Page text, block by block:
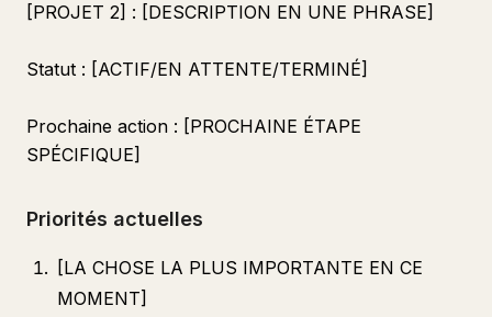
[PROJET 2] : [DESCRIPTION EN UNE PHRASE]
Statut : [ACTIF/EN ATTENTE/TERMINÉ]
Prochaine action : [PROCHAINE ÉTAPE
SPÉCIFIQUE]
Priorités actuelles
[LA CHOSE LA PLUS IMPORTANTE EN CE
MOMENT]